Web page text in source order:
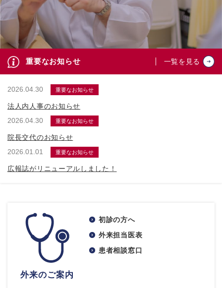
重要なお知らせ 一覧を見る
2026.04.30 重要なお知らせ
法人内人事のお知らせ
2026.04.30
重要なお知らせ
院長交代のお知らせ
2026.01.01
重要なお知らせ
広報誌がリニューアルしました！
外来のご案内
初診の方へ
外来担当医表
患者相談窓口